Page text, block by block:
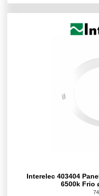
Interelec 403404
6500k Frio